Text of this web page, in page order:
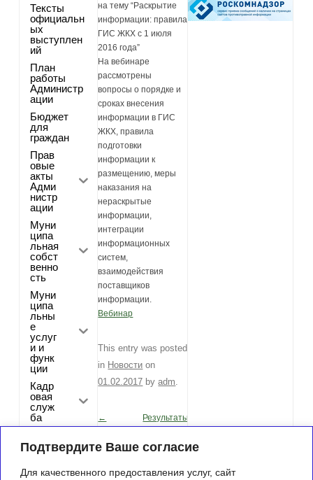
Подтвердите Ваше согласие
Для качественного предоставления услуг, сайт
Тексты
официальн
ых
выступлен
ий
План
работы
Администр
ации
Бюджет
для
граждан
Прав
овые
акты
Адми
нистр
ации
Муни
ципа
льная
собст
венно
сть
Муни
ципа
льны
е
услуг
и и
функ
ции
Кадр
овая
служ
ба
ьный заказ
ые
на тему “Раскрытие
информации: правила
ГИС ЖКХ с 1 июля
2016 года”
На вебинаре
рассмотрены
вопросы о порядке и
сроках внесения
информации в ГИС
ЖКХ, правила
подготовки
информации к
размещению, меры
наказания на
нераскрытые
информации,
интеграции
информационных
систем,
взаимодействия
поставщиков
информации.
Вебинар
This entry was posted
in Новости on
01.02.2017 byadm
Post navigation
←
О
Результаты
населением